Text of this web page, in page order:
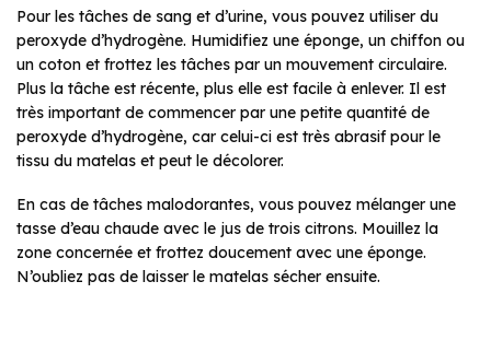
Pour les tâches de sang et d’urine, vous pouvez utiliser du
peroxyde d’hydrogène. Humidifiez une éponge, un chiffon ou
un coton et frottez les tâches par un mouvement circulaire.
Plus la tâche est récente, plus elle est facile à enlever. Il est
très important de commencer par une petite quantité de
peroxyde d’hydrogène, car celui-ci est très abrasif pour le
tissu du matelas et peut le décolorer.
En cas de tâches malodorantes, vous pouvez mélanger une
tasse d’eau chaude avec le jus de trois citrons. Mouillez la
zone concernée et frottez doucement avec une éponge.
N’oubliez pas de laisser le matelas sécher ensuite.